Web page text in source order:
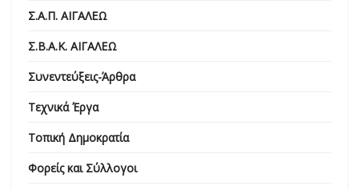
Σ.Α.Π. ΑΙΓΑΛΕΩ
Σ.Β.Α.Κ. ΑΙΓΑΛΕΩ
Συνεντεύξεις-Άρθρα
Τεχνικά Έργα
Τοπική Δημοκρατία
Φορείς και Σύλλογοι